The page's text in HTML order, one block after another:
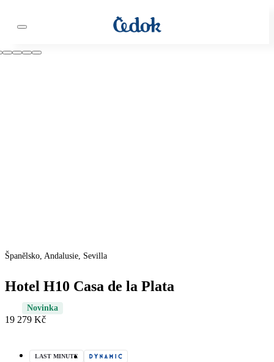
Španělsko, Andalusie, Sevilla
Hotel H10 Casa de la Plata
Novinka
19 279 Kč
LAST MINUTE